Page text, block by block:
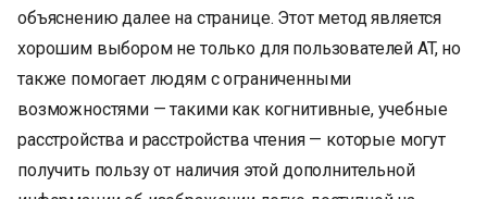
объяснению далее на странице. Этот метод является
хорошим выбором не только для пользователей AT, но
также помогает людям с ограниченными
возможностями — такими как когнитивные, учебные
расстройства и расстройства чтения — которые могут
получить пользу от наличия этой дополнительной